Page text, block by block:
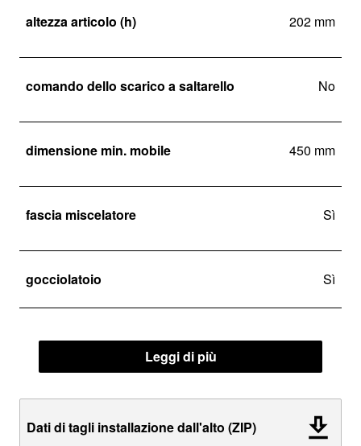
altezza articolo (h) 202 mm
comando dello scarico a saltarello No
dimensione min. mobile 450 mm
fascia miscelatore Sì
gocciolatoio Sì
Leggi di più
Dati di tagli installazione dall'alto (ZIP)